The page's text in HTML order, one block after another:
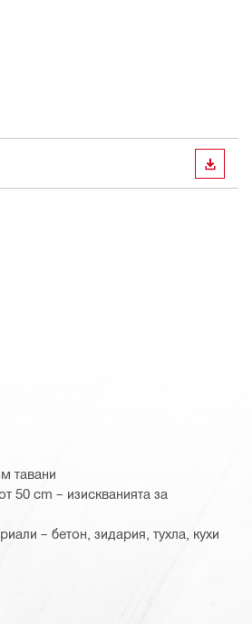
тавани
50 cm – изискванията за
– бетон, зидария, тухла, кухи